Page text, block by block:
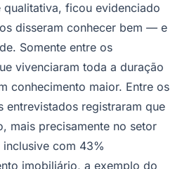
qualitativa, ficou evidenciado
disseram conhecer bem — e
Somente entre os
vivenciaram toda a duração
conhecimento maior. Entre os
entrevistados registraram que
mais precisamente no setor
com 43%
imobiliário, a exemplo do